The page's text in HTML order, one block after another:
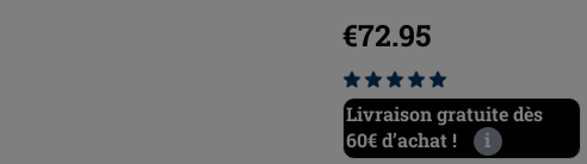
€72.95
Livraison gratuite dès
60€ d’achat !
i